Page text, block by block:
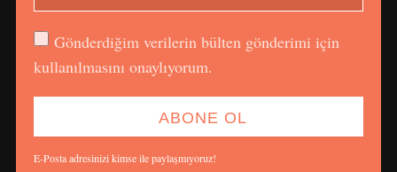
Gönderdiğim verilerin bülten gönderimi için
kullanılmasını onaylıyorum.
E-Posta adresinizi kimse ile paylaşmıyoruz!